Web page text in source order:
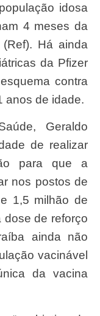
idosa
4 meses da
Há ainda
da Pfizer
contra
anos de idade.
de realizar
para que a
nos postos de
1,5 milhão de
dose de reforço
ainda não
vacinável
da vacina